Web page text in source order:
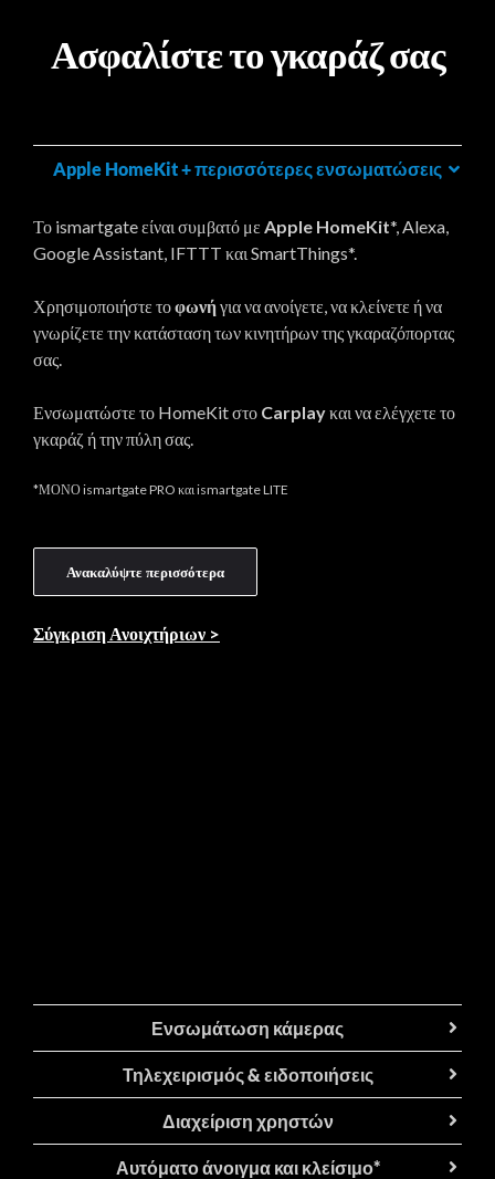
Ασφαλίστε το γκαράζ σας
Apple HomeKit + περισσότερες ενσωματώσεις
Το ismartgate είναι συμβατό με Apple HomeKit*, Alexa,
Google Assistant, IFTTT και SmartThings*.
Χρησιμοποιήστε τοφωνήγια να ανοίγετε, να κλείνετε ή να
γνωρίζετε την κατάσταση των κινητήρων της γκαραζόπορτας
σας.
Ενσωματώστε το HomeKit στο Carplayκαι να ελέγχετε το
γκαράζ ή την πύλη σας.
*ΜΟΝΟ ismartgate PRO και ismartgate LITE
Ανακαλύψτε περισσότερα
Σύγκριση Ανοιχτήριων >
Ενσωμάτωση κάμερας
Τηλεχειρισμός & ειδοποιήσεις
Διαχείριση χρηστών
Αυτόματο άνοιγμα και κλείσιμο*